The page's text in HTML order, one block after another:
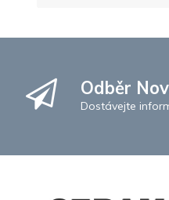
Odběr
Dostávejte